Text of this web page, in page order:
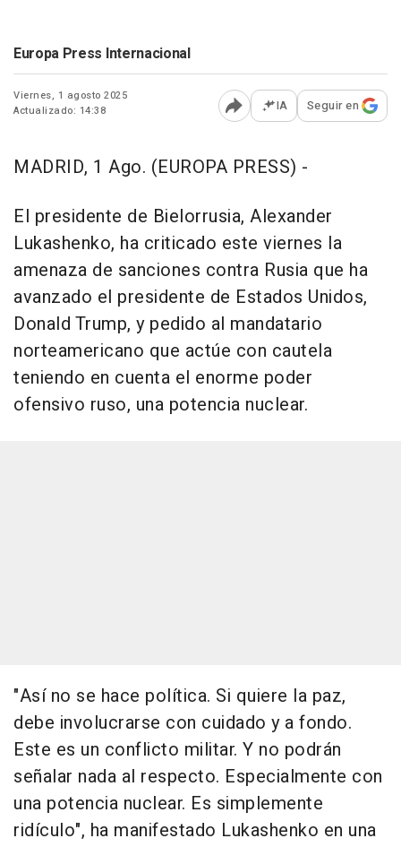
Europa Press Internacional
Viernes, 1 agosto 2025
Actualizado: 14:38
Abrir opciones para
IA Seguir en
MADRID, 1 Ago. (EUROPA PRESS) -
El presidente de Bielorrusia, Alexander
Lukashenko, ha criticado este viernes la
amenaza de sanciones contra Rusia que ha
avanzado el presidente de Estados Unidos,
Donald Trump, y pedido al mandatario
norteamericano que actúe con cautela
teniendo en cuenta el enorme poder
ofensivo ruso, una potencia nuclear.
"Así no se hace política. Si quiere la paz,
debe involucrarse con cuidado y a fondo.
Este es un conflicto militar. Y no podrán
señalar nada al respecto. Especialmente con
una potencia nuclear. Es simplemente
ridículo", ha manifestado Lukashenko en una